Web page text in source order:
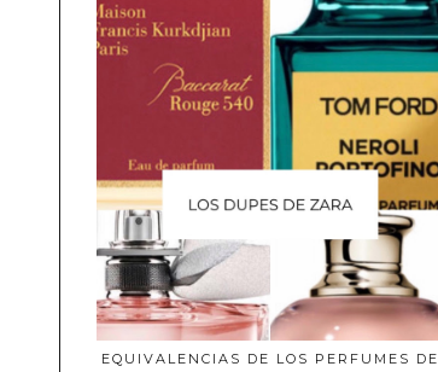
EQUIVALENCIAS DE LOS PERFUMES DE